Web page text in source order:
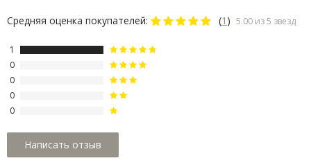
Средняя оценка покупателей: (1 ) 5.00 из 5 звезд
1
0
0
0
0